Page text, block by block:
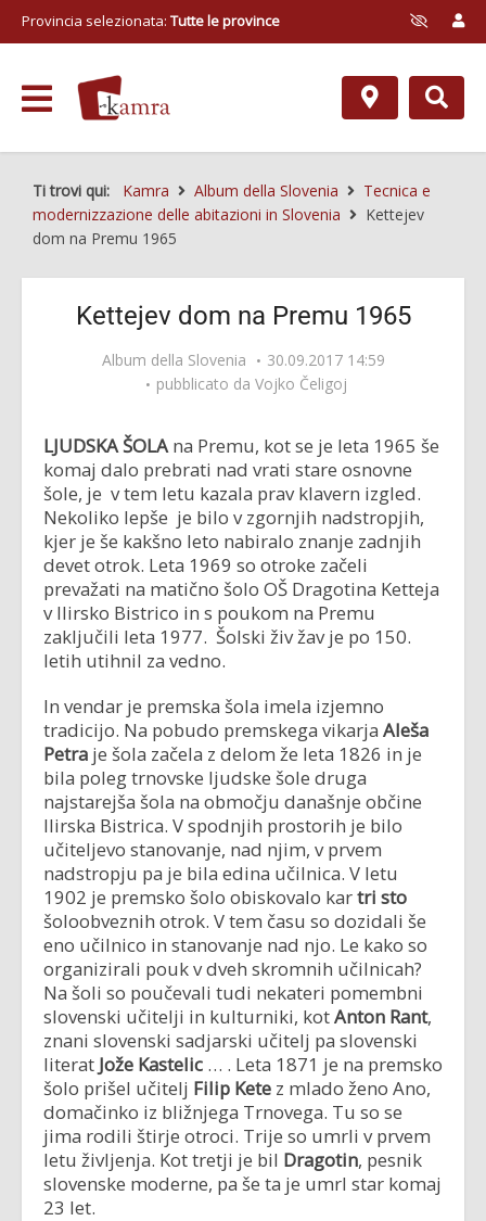
Provincia selezionata: Tutte le province
Ti trovi qui: Kamra Album della Slovenia
Tecnica e
modernizzazione delle abitazioni in Slovenia
Kettejev
dom na Premu 1965
Kettejev dom na Premu 1965
Album della Slovenia
30.09.2017 14:59
pubblicato da Vojko Čeligoj
LJUDSKA ŠOLAna Premu, kot se je leta 1965 še
komaj dalo prebrati nad vrati stare osnovne
šole, je v tem letu kazala prav klavern izgled.
Nekoliko lepše je bilo v zgornjih nadstropjih,
kjer je še kakšno leto nabiralo znanje zadnjih
devet otrok. Leta 1969 so otroke začeli
prevažati na matično šolo OŠ Dragotina Ketteja
v Ilirsko Bistrico in s poukom na Premu
zaključili leta 1977. Šolski živ žav je po 150.
letih utihnil za vedno.
In vendar je premska šola imela izjemno
tradicijo. Na pobudo premskega vikarja Aleša
Petra je šola začela z delom že leta 1826 in je
bila poleg trnovske ljudske šole druga
najstarejša šola na območju današnje občine
Ilirska Bistrica. V spodnjih prostorih je bilo
učiteljevo stanovanje, nad njim, v prvem
nadstropju pa je bila edina učilnica. V letu
1902 je premsko šolo obiskovalo kartri sto
šoloobveznih otrok. V tem času so dozidali še
eno učilnico in stanovanje nad njo. Le kako so
organizirali pouk v dveh skromnih učilnicah?
Na šoli so poučevali tudi nekateri pomembni
slovenski učitelji in kulturniki, kotAnton Rant,
znani slovenski sadjarski učitelj pa slovenski
literat Jože Kastelic … . Leta 1871 je na premsko
šolo prišel učitelj Filip Kete z mlado ženo Ano,
domačinko iz bližnjega Trnovega. Tu so se
jima rodili štirje otroci. Trije so umrli v prvem
letu življenja. Kot tretji je bil Dragotin, pesnik
slovenske moderne, pa še ta je umrl star komaj
23 let.